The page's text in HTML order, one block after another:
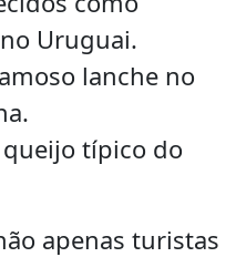
Uruguai.
lanche no
típico do
apenas turistas